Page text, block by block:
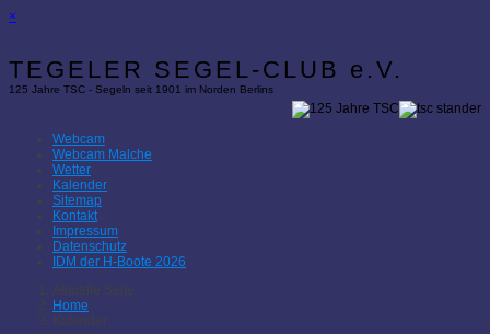
×
TEGELER SEGEL-CLUB e.V.
125 Jahre TSC - Segeln seit 1901 im Norden Berlins
Webcam
Webcam Malche
Wetter
Kalender
Sitemap
Kontakt
Impressum
Datenschutz
IDM der H-Boote 2026
Aktuelle Seite:
Home
Kalender